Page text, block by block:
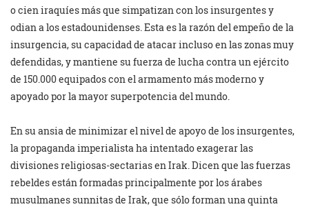
o cien iraquíes más que simpatizan con los insurgentes y
odian a los estadounidenses. Esta es la razón del empeño de la
insurgencia, su capacidad de atacar incluso en las zonas muy
defendidas, y mantiene su fuerza de lucha contra un ejército
de 150.000 equipados con el armamento más moderno y
apoyado por la mayor superpotencia del mundo.
En su ansia de minimizar el nivel de apoyo de los insurgentes,
la propaganda imperialista ha intentado exagerar las
divisiones religiosas-sectarias en Irak. Dicen que las fuerzas
rebeldes están formadas principalmente por los árabes
musulmanes sunnitas de Irak, que sólo forman una quinta